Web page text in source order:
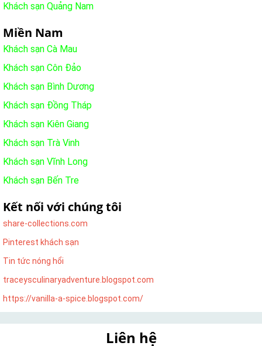
Khách sạn Quảng Nam
Miền Nam
Khách sạn Cà Mau
Khách sạn Côn Đảo
Khách sạn Bình Dương
Khách sạn Đồng Tháp
Khách sạn Kiên Giang
Khách sạn Trà Vinh
Khách sạn Vĩnh Long
Khách sạn Bến Tre
Kết nối với chúng tôi
share-collections.com
Pinterest khách sạn
Tin tức nóng hổi
traceysculinaryadventure.blogspot.com
https://vanilla-a-spice.blogspot.com/
Liên hệ